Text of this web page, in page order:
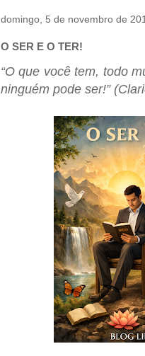
domingo, 5 de novembro de
O SER E O TER!
“O que você tem, todo
ninguém pode ser!”